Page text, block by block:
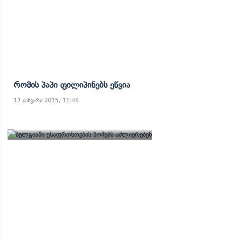
Რომის Პაპი Ფილიპინებს Ეწვია
17 იანვარი 2015, 11:48